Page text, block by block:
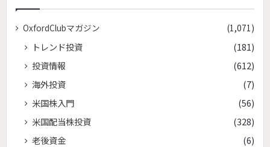
OxfordClubマガジン (1,071)
トレンド投資
(181)
投資情報
(612)
海外投資
(7)
米国株入門
(56)
米国配当株投資
(328)
老後資金
(6)